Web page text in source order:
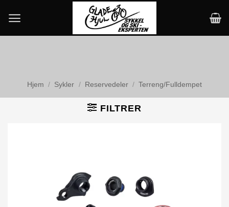
content
Hjem / Sykler / Reservedeler / Terreng/Fulldempet
FILTRER